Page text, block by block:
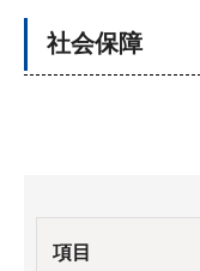
社会保障
項目